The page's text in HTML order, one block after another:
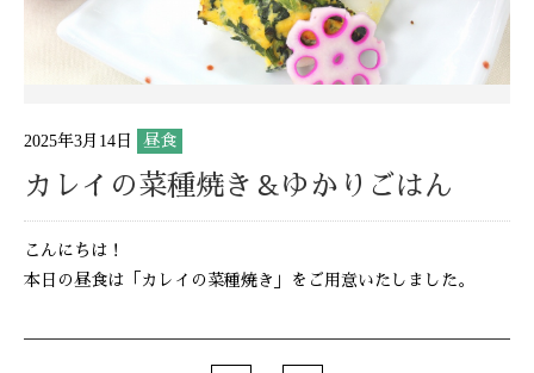
2025年3月14日 昼食
カレイの菜種焼き＆ゆかりごはん
こんにちは！
本日の昼食は「カレイの菜種焼き」をご用意いたしました。